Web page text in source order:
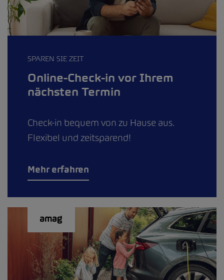
SPAREN SIE ZEIT
Online-Check-in vor Ihrem
nächsten Termin
Check-in bequem von zu Hause aus.
Flexibel und zeitsparend!
Mehr erfahren